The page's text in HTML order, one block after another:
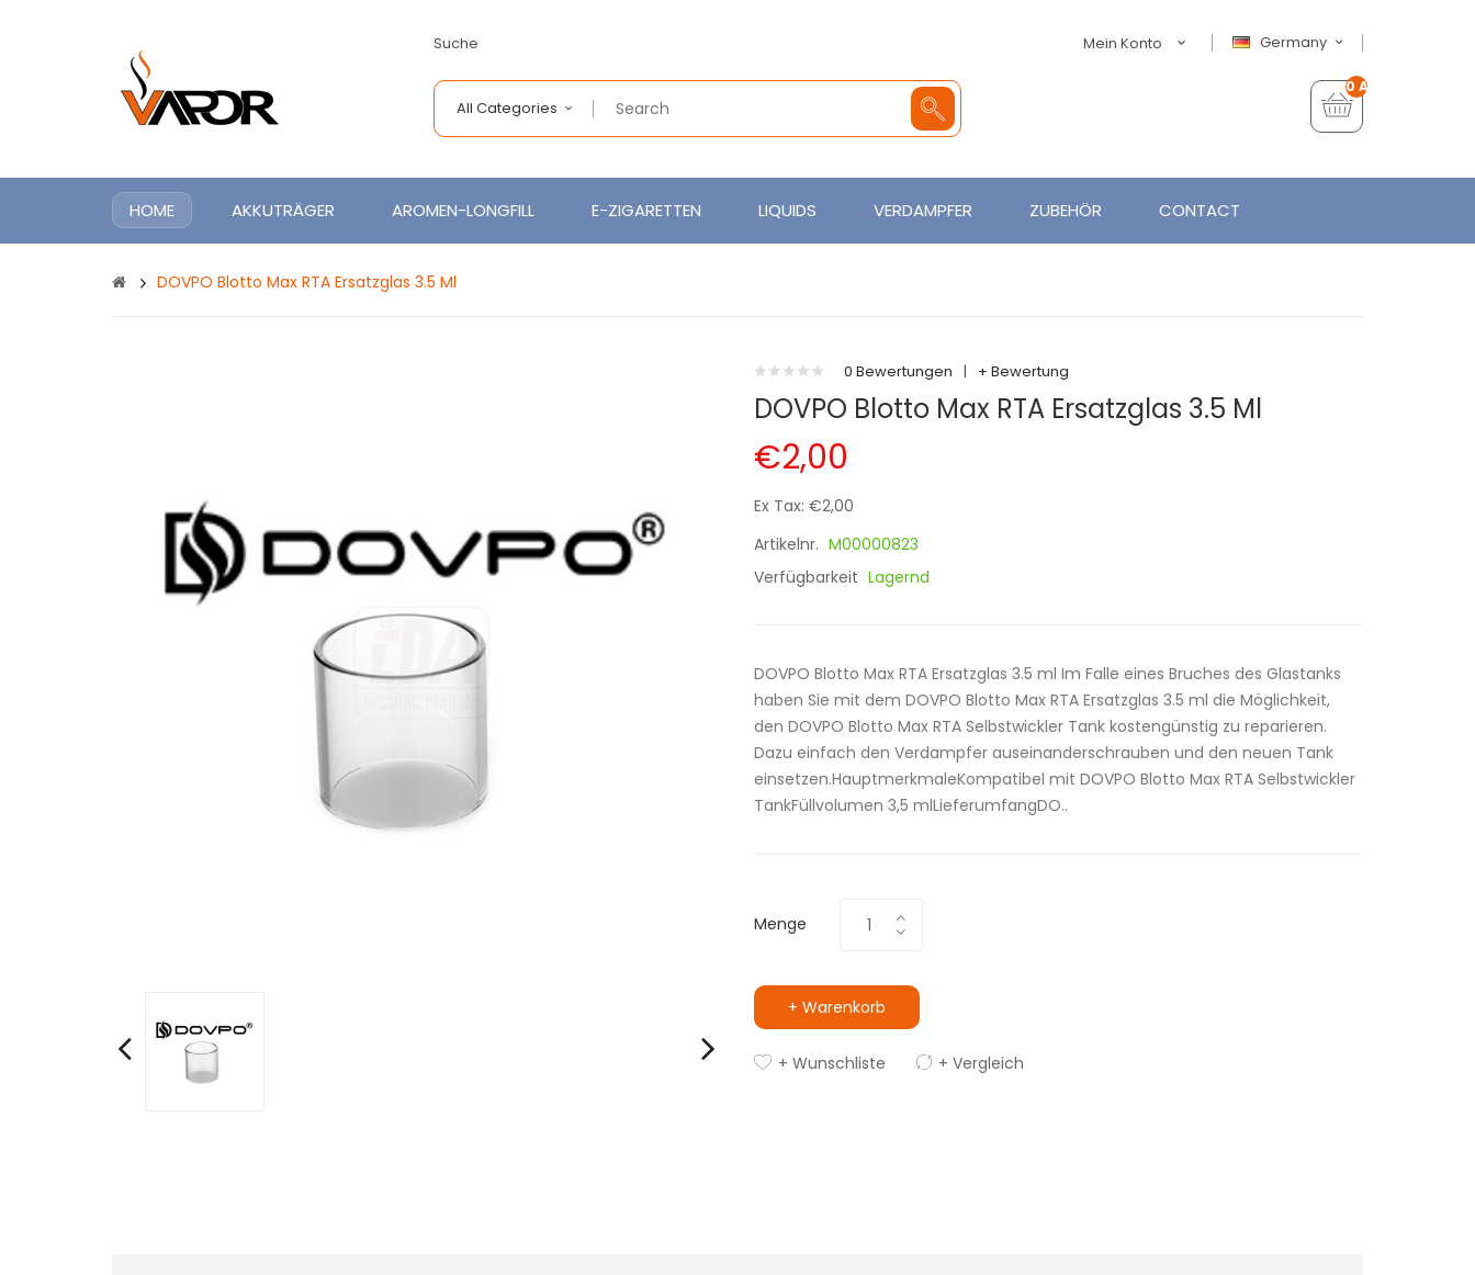
Suche Germany
Mein Konto
All Categories
0 Artikel - €0,00
HOME AKKUTRÄGER AROMEN-LONGFILL E-ZIGARETTEN LIQUIDS VERDAMPFER ZUBEHÖR CONTACT
DOVPO Blotto Max RTA Ersatzglas 3.5 Ml
0 Bewertungen | + Bewertung
DOVPO Blotto Max RTA Ersatzglas 3.5 Ml
€2,00
Ex Tax: €2,00
Artikelnr. M00000823
Verfügbarkeit Lagernd
DOVPO Blotto Max RTA Ersatzglas 3.5 ml Im Falle eines Bruches des Glastanks
haben Sie mit dem DOVPO Blotto Max RTA Ersatzglas 3.5 ml die Möglichkeit,
den DOVPO Blotto Max RTA Selbstwickler Tank kostengünstig zu reparieren.
Dazu einfach den Verdampfer auseinanderschrauben und den neuen Tank
einsetzen.HauptmerkmaleKompatibel mit DOVPO Blotto Max RTA Selbstwickler
TankFüllvolumen 3,5 mlLieferumfangDO..
Menge
+ Warenkorb
+ Wunschliste + Vergleich